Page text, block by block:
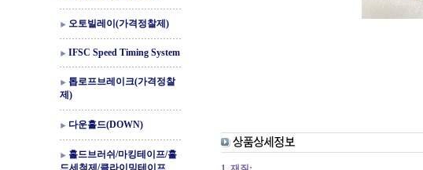
오토빌레이(가격정찰제)
IFSC Speed Timing System
톱로프브레이크(가격정찰
제)
다운홀드(DOWN)
홀드브러쉬/마킹테이프/홀
드세척제/클라이밍테이프